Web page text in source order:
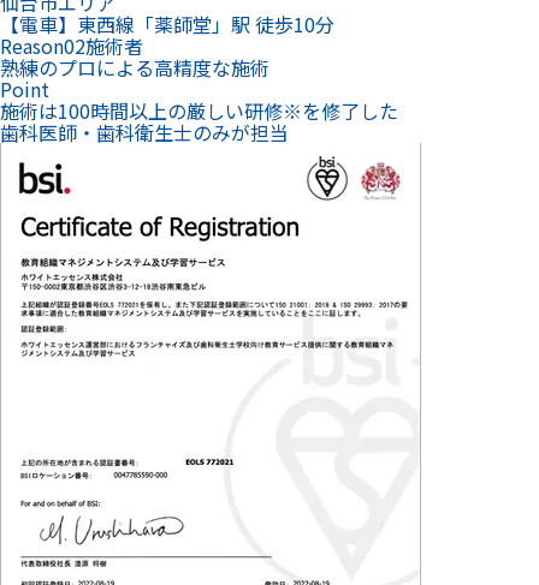
【電車】東西線「薬師堂」駅 徒歩10分
Reason02施術者
熟練のプロによる高精度な施術
Point
施術は100時間以上の厳しい研修※を修了した
歯科医師・歯科衛生士のみが担当